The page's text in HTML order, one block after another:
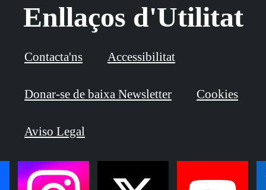
Enllaços d'Utilitat
Contacta'ns Accessibilitat
Donar-se de baixa Newsletter Cookies
Aviso Legal